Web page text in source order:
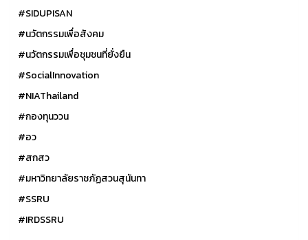
#SIDUPISAN
#นวัตกรรมเพื่อสังคม
#นวัตกรรมเพื่อชุมชนที่ยั่งยืน
#SocialInnovation
#NIAThailand
#กองทุนววน
#อว
#สกสว
#มหาวิทยาลัยราชภัฏสวนสุนันทา
#SSRU
#IRDSSRU